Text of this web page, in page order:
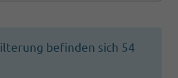
befinden sich 54